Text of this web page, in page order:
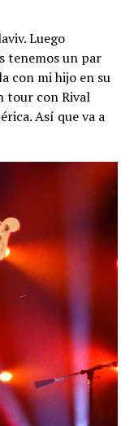
Luego
tenemos un par
con mi hijo en su
tour con Rival
Así que va a